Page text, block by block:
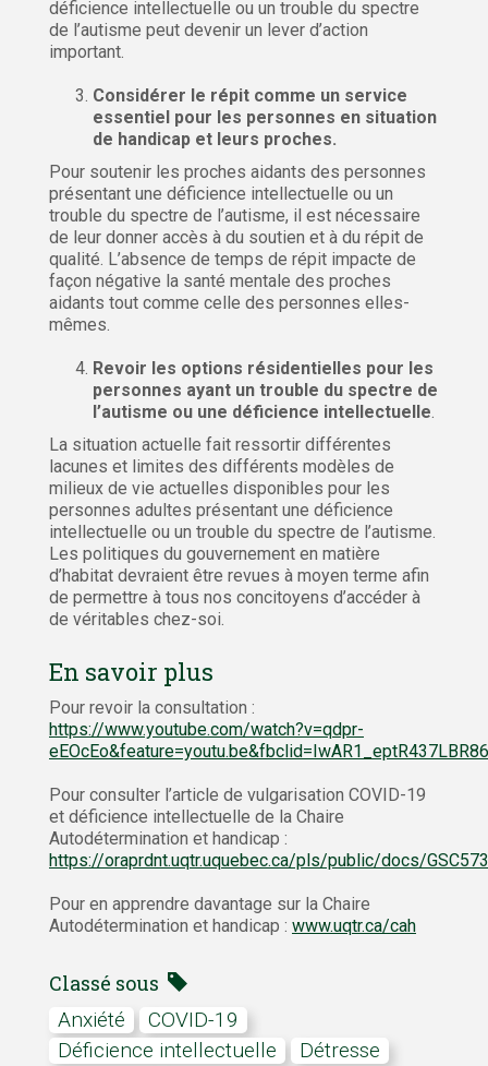
déficience intellectuelle ou un trouble du spectre
de l’autisme peut devenir un lever d’action
important.
Considérer le répit comme un service
essentiel pour les personnes en situation
de handicap et leurs proches.
Pour soutenir les proches aidants des personnes
présentant une déficience intellectuelle ou un
trouble du spectre de l’autisme, il est nécessaire
de leur donner accès à du soutien et à du répit de
qualité. L’absence de temps de répit impacte de
façon négative la santé mentale des proches
aidants tout comme celle des personnes elles-
mêmes.
Revoir les options résidentielles pour les
personnes ayant un trouble du spectre de
l’autisme ou une déficience intellectuelle.
La situation actuelle fait ressortir différentes
lacunes et limites des différents modèles de
milieux de vie actuelles disponibles pour les
personnes adultes présentant une déficience
intellectuelle ou un trouble du spectre de l’autisme.
Les politiques du gouvernement en matière
d’habitat devraient être revues à moyen terme afin
de permettre à tous nos concitoyens d’accéder à
de véritables chez-soi.
En savoir plus
Pour revoir la consultation :
https://www.youtube.com/watch?v=qdpr-
Pour consulter l’article de vulgarisation COVID-19
et déficience intellectuelle de la Chaire
Autodétermination et handicap :
https://oraprdnt.uqtr.uquebec.ca/pls/public/docs/
Pour en apprendre davantage sur la Chaire
Autodétermination et handicap : www.uqtr.ca/cah
Classé sous
anxiété
COVID-19
déficience intellectuelle
détresse